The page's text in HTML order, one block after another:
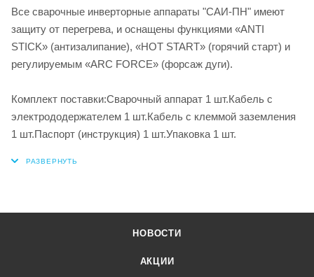
Все сварочные инверторные аппараты "САИ-ПН" имеют
защиту от перегрева, и оснащены функциями «ANTI
STICK» (антизалипание), «HOT START» (горячий старт) и
регулируемым «ARC FORCE» (форсаж дуги).
Комплект поставки:Сварочный аппарат 1 шт.Кабель с
электрододержателем 1 шт.Кабель с клеммой заземления
1 шт.Паспорт (инструкция) 1 шт.Упаковка 1 шт.
НОВОСТИ
АКЦИИ